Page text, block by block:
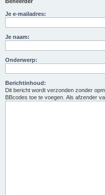
Je e-mailadres:
Je naam:
Onderwerp:
Berichtinhoud:
Dit bericht wordt verzonden zonder
BBcodes toe te voegen. Als afzender